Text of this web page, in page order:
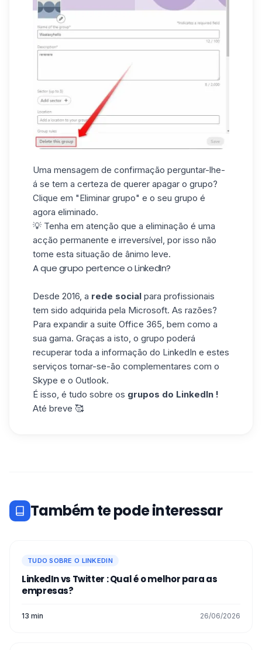
Uma mensagem de confirmação perguntar-lhe-
á se tem a certeza de querer apagar o grupo?
Clique em "Eliminar grupo" e o seu grupo é
agora eliminado.
💡 Tenha em atenção que a eliminação é uma
acção permanente e irreversível, por isso não
tome esta situação de ânimo leve.
A que grupo pertence o LinkedIn?
Desde 2016, a rede social para profissionais
tem sido adquirida pela Microsoft. As razões?
Para expandir a suite Office 365, bem como a
sua gama. Graças a isto, o grupo poderá
recuperar toda a informação do LinkedIn e estes
serviços tornar-se-ão complementares com o
Skype e o Outlook.
É isso, é tudo sobre os grupos do LinkedIn !
Até breve 🥰
Também te pode interessar
TUDO SOBRE O LINKEDIN
LinkedIn vs Twitter : Qual é o melhor para as
empresas?
13 min 26/06/2026